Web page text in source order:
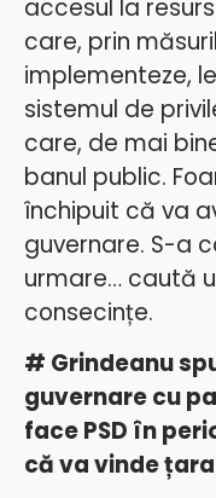
accesul la
care, prin
implementeze,
sistemul de
care, de mai
banul public.
închipuit că va
guvernare. S-a
urmare… caută
consecințe.
# Grindeanu
guvernare cu
face PSD în
că va vinde